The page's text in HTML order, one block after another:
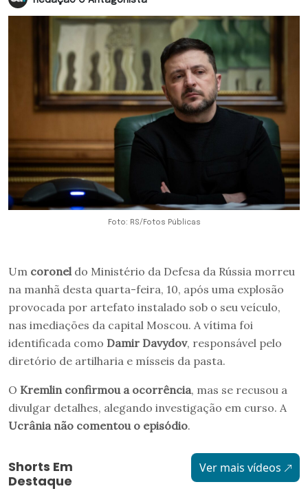
Foto: RS/Fotos Públicas
Um coroneldo Ministério da Defesa da Rússia morreu
na manhã desta quarta-feira, 10, após uma explosão
provocada por artefato instalado sob o seu veículo,
nas imediações da capital Moscou. A vítima foi
identificada como Damir Davydov, responsável pelo
diretório de artilharia e mísseis da pasta.
O Kremlin confirmou a ocorrência, mas se recusou a
divulgar detalhes, alegando investigação em curso. A
Ucrânia não comentou o episódio.
Shorts Em
Destaque
Ver mais vídeos